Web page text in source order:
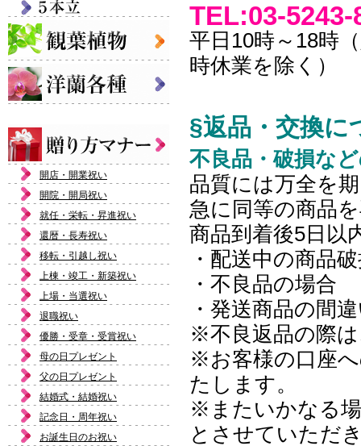
開店・開業祝い
開院・開局祝い
就任・栄転・昇進祝い
還暦・長寿祝い
移転・引越し祝い
上棟・竣工・新築祝い
上場・当選祝い
退職祝い
優勝・受章・受賞祝い
母の日プレゼント
父の日プレゼント
結婚式・結婚祝い
記念日・周年祝い
お誕生日のお祝い
TEL:03-5243-
平日10時～18時
時休業を除く）
§返品・交換に
不良品・破損な
品質には万全を
急に同等の商品
商品到着後5日以
・配送中の商品
・不良品の場合
・発送商品の間
※不良返品の際
※お客様の口座
たします。
※またいかなる
とさせていただ